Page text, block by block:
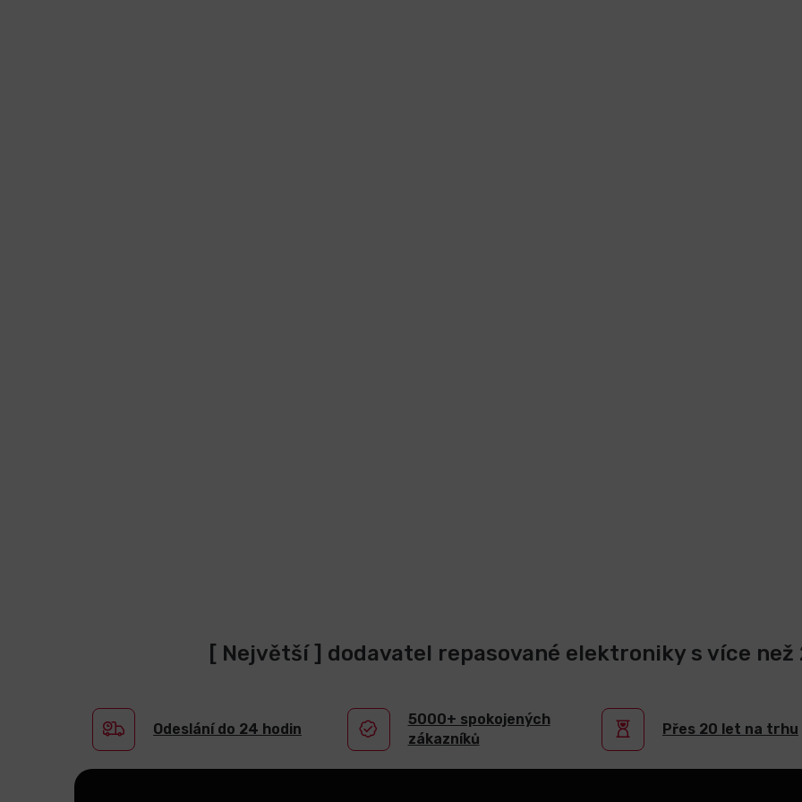
[ Největší ] dodavatel repasované elektroniky s více
Odeslání do 24 hodin
5000+ spokojených
zákazníků
Přes 20 let na trhu